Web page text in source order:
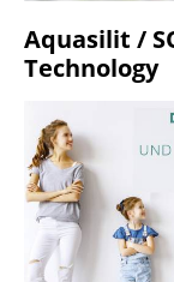
Aquasilit /
Technology